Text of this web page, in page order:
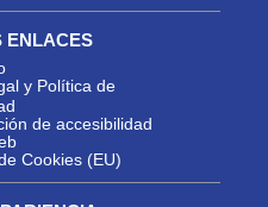
ENLACES
y Política de
de accesibilidad
Cookies (EU)